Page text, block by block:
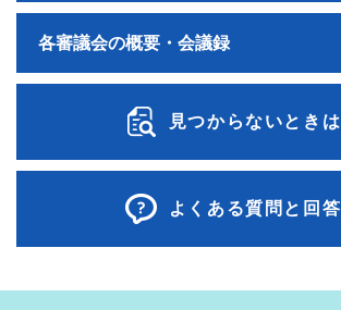
各審議会の概要・会議録
見つからないときは
よくある質問と回答